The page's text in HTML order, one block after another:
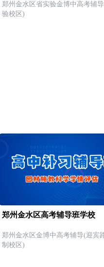
郑州金水区省实验金博中高考辅
验校区)
郑州金水区高考辅导班学校
郑州金水区金博中高考辅导(迎宾
制校区)